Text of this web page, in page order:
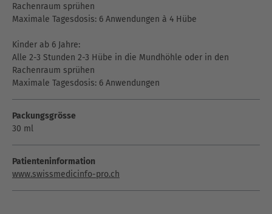
Rachenraum sprühen
Maximale Tagesdosis: 6 Anwendungen à 4 Hübe
Kinder ab 6 Jahre:
Alle 2-3 Stunden 2-3 Hübe in die Mundhöhle oder in den
Rachenraum sprühen
Maximale Tagesdosis: 6 Anwendungen
Packungsgrösse
30 ml
Patienteninformation
www.swissmedicinfo-pro.ch